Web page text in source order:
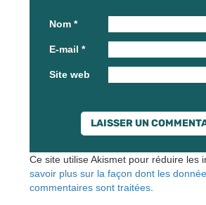
Nom *
E-mail *
Site web
Ce site utilise Akismet pour réduire les
savoir plus sur la façon dont les
commentaires sont traitées